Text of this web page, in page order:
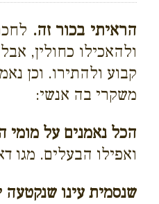
הראיתי בכור זה.
ולהאכילו כחולין,
קבוע ולהתירו. וכן
משקרי בה אנשי:
הכל נאמנים על מומי
ואפילו הבעלים. מגו
שנסמית עינו שנקטעה